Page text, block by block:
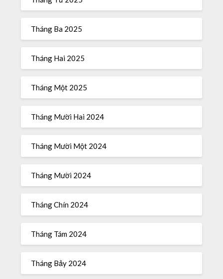
Tháng Ba 2025
Tháng Hai 2025
Tháng Một 2025
Tháng Mười Hai 2024
Tháng Mười Một 2024
Tháng Mười 2024
Tháng Chín 2024
Tháng Tám 2024
Tháng Bảy 2024